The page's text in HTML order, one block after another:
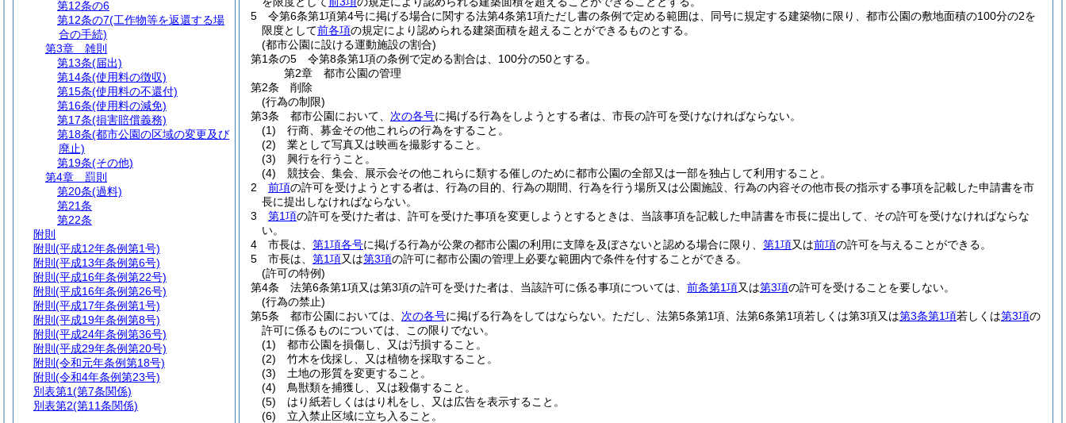
5
令第6条第1項第4号に掲げる場合に関する法第4条第1項ただし書の条例で定める範囲は、同号に規定する建築物に限り、都市公園の敷地面積の100分の2を
限度として前各項の規定により認められる建築面積を超えることができるものとする。
(都市公園に設ける運動施設の割合)
第1条の5
令第8条第1項の条例で定める割合は、100分の50とする。
第2章
都市公園の管理
第2条
削除
(行為の制限)
第3条
都市公園において、 次の各号に掲げる行為をしようとする者は、市長の許可を受けなければならない。
(1)
行商、募金その他これらの行為をすること。
(2)
業として写真又は映画を撮影すること。
(3)
興行を行うこと。
(4)
競技会、集会、展示会その他これらに類する催しのために都市公園の全部又は一部を独占して利用すること。
2
前項の許可を受けようとする者は、行為の目的、行為の期間、行為を行う場所又は公園施設、行為の内容その他市長の指示する事項を記載した申請書を市
長に提出しなければならない。
3
第1項の許可を受けた者は、許可を受けた事項を変更しようとするときは、当該事項を記載した申請書を市長に提出して、その許可を受けなければならな
い。
4
市長は、 第1項各号に掲げる行為が公衆の都市公園の利用に支障を及ぼさないと認める場合に限り、 第1項又は前項の許可を与えることができる。
5
市長は、 第1項又は第3項の許可に都市公園の管理上必要な範囲内で条件を付することができる。
(許可の特例)
第4条
法第6条第1項又は第3項の許可を受けた者は、当該許可に係る事項については、 前条第1項又は第3項の許可を受けることを要しない。
(行為の禁止)
第5条
都市公園においては、 次の各号に掲げる行為をしてはならない。 ただし、法第5条第1項、法第6条第1項若しくは第3項又は第3条第1項若しくは第3項の
許可に係るものについては、この限りでない。
(1)
都市公園を損傷し、又は汚損すること。
(2)
竹木を伐採し、又は植物を採取すること。
(3)
土地の形質を変更すること。
(4)
鳥獣類を捕獲し、又は殺傷すること。
(5)
はり紙若しくははり札をし、又は広告を表示すること。
(6)
立入禁止区域に立ち入ること。
第12条の6
第12条の7(工作物等を返還する場
合の手続)
第3章
雑則
第13条(届出)
第14条(使用料の徴収)
第15条(使用料の不還付)
第16条(使用料の減免)
第17条(損害賠償義務)
第18条(都市公園の区域の変更及び
廃止)
第19条(その他)
第4章
罰則
第20条(過料)
第21条
第22条
附則
附則 (平成12年条例第1号)
附則 (平成13年条例第6号)
附則 (平成16年条例第22号)
附則 (平成16年条例第26号)
附則 (平成17年条例第1号)
附則 (平成19年条例第8号)
附則 (平成24年条例第36号)
附則 (平成29年条例第20号)
附則 (令和元年条例第18号)
附則 (令和4年条例第23号)
別表第1(第7条関係)
別表第2(第11条関係)